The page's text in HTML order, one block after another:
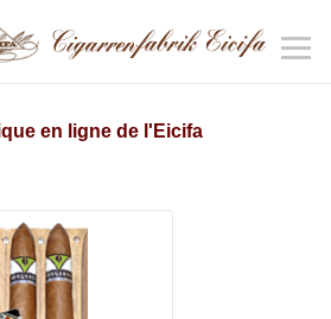
en ligne de l'Eicifa